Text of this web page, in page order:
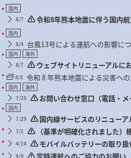
国内
8/7
令和8年熊本地震に伴う国内
国内
8/4 台風13号による運航への影響に
国内
海外
8/7
ウェブサイトリニューアルに
8/5 令和 8 年熊本地震による災害へ
国内
海外
7/29
お問い合わせ窓口（電話・
お問い合わせについて
国内
7/29
国内線サービスのリニュー
について
7/1
（基準が明確化されました）
び身の回り品に関するお願い（2026年
4/14
モバイルバッテリーの取り
4月24日搭乗分より）
4/9 定時運航へのご協力のお願い